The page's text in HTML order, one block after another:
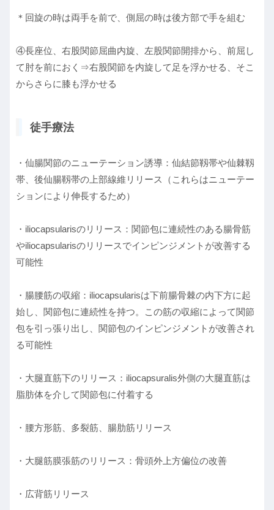
＊回旋の時は両手を前で、側屈の時は後方部で手を組む
④長座位、右股関節屈曲内旋、左股関節開排から、前屈し
て肘を前におく⇒右股関節を内旋して足を浮かせる、そこ
からさらに膝も浮かせる
徒手療法
・仙腸関節のニューテーション誘導：仙結節靱帯や仙棘靱
帯、後仙腸靱帯の上部線維リリース（これらはニューテー
ションにより伸長するため）
・iliocapsularisのリリース：関節包に連続性のある腸骨筋
やiliocapsularisのリリースでインピンジメントが改善する
可能性
・腸腰筋の収縮：iliocapsularisは下前腸骨棘の内下方に起
始し、関節包に連続性を持つ。この筋の収縮によって関節
包を引っ張り出し、関節包のインピンジメントが改善され
る可能性
・大腿直筋下のリリース：iliocapsuralis外側の大腿直筋は
脂肪体を介して関節包に付着する
・腰方形筋、多裂筋、腸肋筋リリース
・大腿筋膜張筋のリリース：骨頭外上方偏位の改善
・広背筋リリース